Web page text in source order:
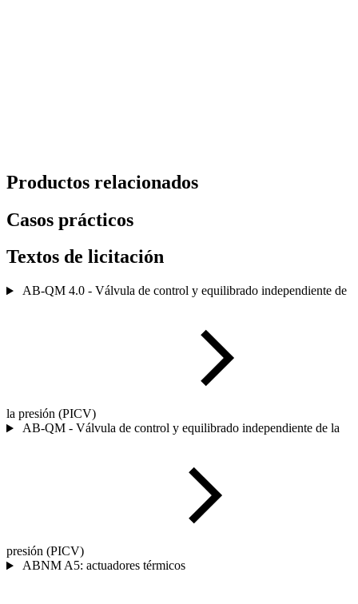
Productos relacionados
Casos prácticos
Textos de licitación
AB-QM 4.0 - Válvula de control y equilibrado independiente de
la presión (PICV)
AB-QM - Válvula de control y equilibrado independiente de la
presión (PICV)
ABNM A5: actuadores térmicos